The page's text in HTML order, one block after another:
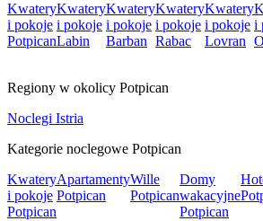
Kwatery
i pokoje
Potpican
Kwatery
i pokoje
Labin
Kwatery
i pokoje
Barban
Kwatery
i pokoje
Rabac
Kwatery
i pokoje
Lovran
i
Regiony w okolicy Potpican
Noclegi Istria
Kategorie noclegowe Potpican
Kwatery
i pokoje
Potpican
Apartamenty
Potpican
Wille
Potpican
Domy
wakacyjne
Potpican